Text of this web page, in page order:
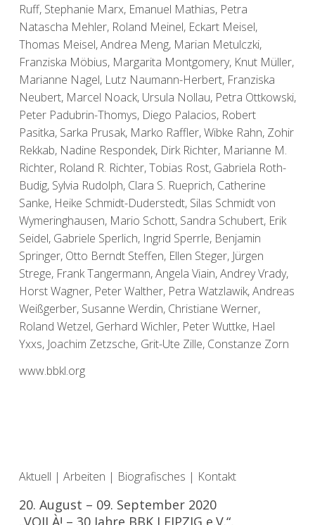
Ruff, Stephanie Marx, Emanuel Mathias, Petra
Natascha Mehler, Roland Meinel, Eckart Meisel,
Thomas Meisel, Andrea Meng, Marian Metulczki,
Franziska Möbius, Margarita Montgomery, Knut Müller,
Marianne Nagel, Lutz Naumann-Herbert, Franziska
Neubert, Marcel Noack, Ursula Nollau, Petra Ottkowski,
Peter Padubrin-Thomys, Diego Palacios, Robert
Pasitka, Sarka Prusak, Marko Raffler, Wibke Rahn, Zohir
Rekkab, Nadine Respondek, Dirk Richter, Marianne M.
Richter, Roland R. Richter, Tobias Rost, Gabriela Roth-
Budig, Sylvia Rudolph, Clara S. Rueprich, Catherine
Sanke, Heike Schmidt-Duderstedt, Silas Schmidt von
Wymeringhausen, Mario Schott, Sandra Schubert, Erik
Seidel, Gabriele Sperlich, Ingrid Sperrle, Benjamin
Springer, Otto Berndt Steffen, Ellen Steger, Jürgen
Strege, Frank Tangermann, Angela Viain, Andrey Vrady,
Horst Wagner, Peter Walther, Petra Watzlawik, Andreas
Weißgerber, Susanne Werdin, Christiane Werner,
Roland Wetzel, Gerhard Wichler, Peter Wuttke, Hael
Yxxs, Joachim Zetzsche, Grit-Ute Zille, Constanze Zorn
www.bbkl.org
Aktuell | Arbeiten | Biografisches | Kontakt
20. August – 09. September 2020